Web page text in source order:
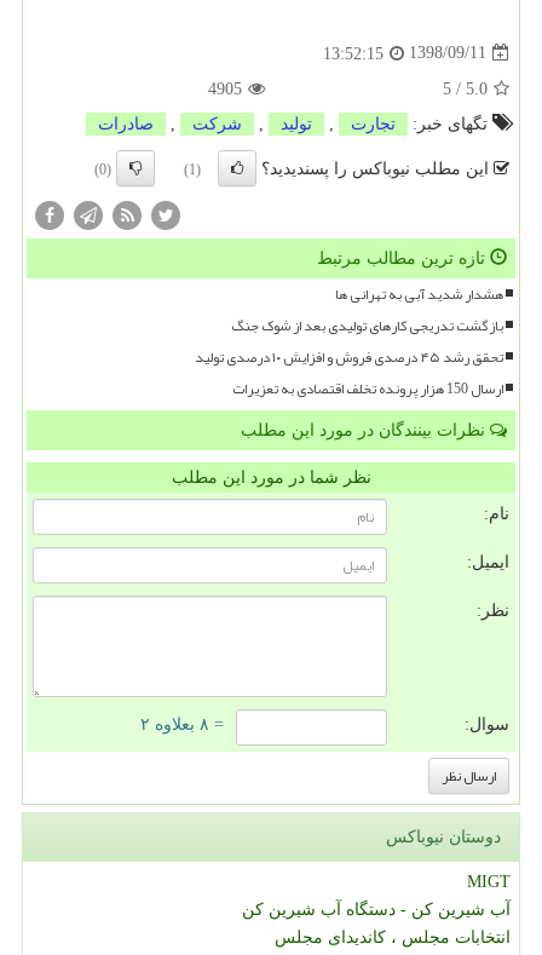
1398/09/11
13:52:15
5.0
/
5
4905
تگهای خبر:
تجارت , تولید , شركت , صادرات
این مطلب نیوباکس را پسندیدید؟ (1)
(0)
تازه ترین مطالب مرتبط
هشدار شدید آبی به تهرانی ها
بازگشت تدریجی کارهای تولیدی بعد از شوک جنگ
تحقق رشد ۴۵ درصدی فروش و افزایش ۱۰ درصدی تولید
ارسال 150 هزار پرونده تخلف اقتصادی به تعزیرات
نظرات بینندگان در مورد این مطلب
نظر شما در مورد این مطلب
نام:
ایمیل:
نظر:
سوال: = ۸ بعلاوه ۲
دوستان نیوباکس
MIGT
آب شیرین کن - دستگاه آب شیرین کن
انتخابات مجلس ، کاندیدای مجلس